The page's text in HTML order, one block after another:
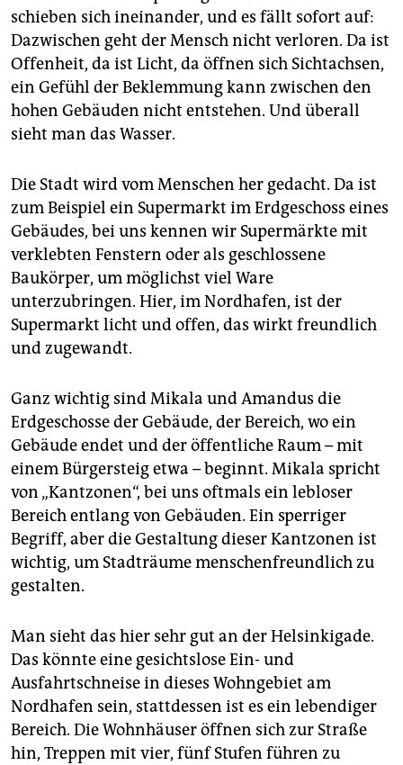
schieben sich ineinander, und es fällt sofort auf:
Dazwischen geht der Mensch nicht verloren. Da ist
Offenheit, da ist Licht, da öffnen sich Sichtachsen,
ein Gefühl der Beklemmung kann zwischen den
hohen Gebäuden nicht entstehen. Und überall
sieht man das Wasser.
Die Stadt wird vom Menschen her gedacht. Da ist
zum Beispiel ein Supermarkt im Erdgeschoss eines
Gebäudes, bei uns kennen wir Supermärkte mit
verklebten Fenstern oder als geschlossene
Baukörper, um möglichst viel Ware
unterzubringen. Hier, im Nordhafen, ist der
Supermarkt licht und offen, das wirkt freundlich
und zugewandt.
Ganz wichtig sind Mikala und Amandus die
Erdgeschosse der Gebäude, der Bereich, wo ein
Gebäude endet und der öffentliche Raum – mit
einem Bürgersteig etwa – beginnt. Mikala spricht
von „Kantzonen“, bei uns oftmals ein lebloser
Bereich entlang von Gebäuden. Ein sperriger
Begriff, aber die Gestaltung dieser Kantzonen ist
wichtig, um Stadträume menschenfreundlich zu
gestalten.
Man sieht das hier sehr gut an der Helsinkigade.
Das könnte eine gesichtslose Ein- und
Ausfahrtschneise in dieses Wohngebiet am
Nordhafen sein, stattdessen ist es ein lebendiger
Bereich. Die Wohnhäuser öffnen sich zur Straße
hin, Treppen mit vier, fünf Stufen führen zu